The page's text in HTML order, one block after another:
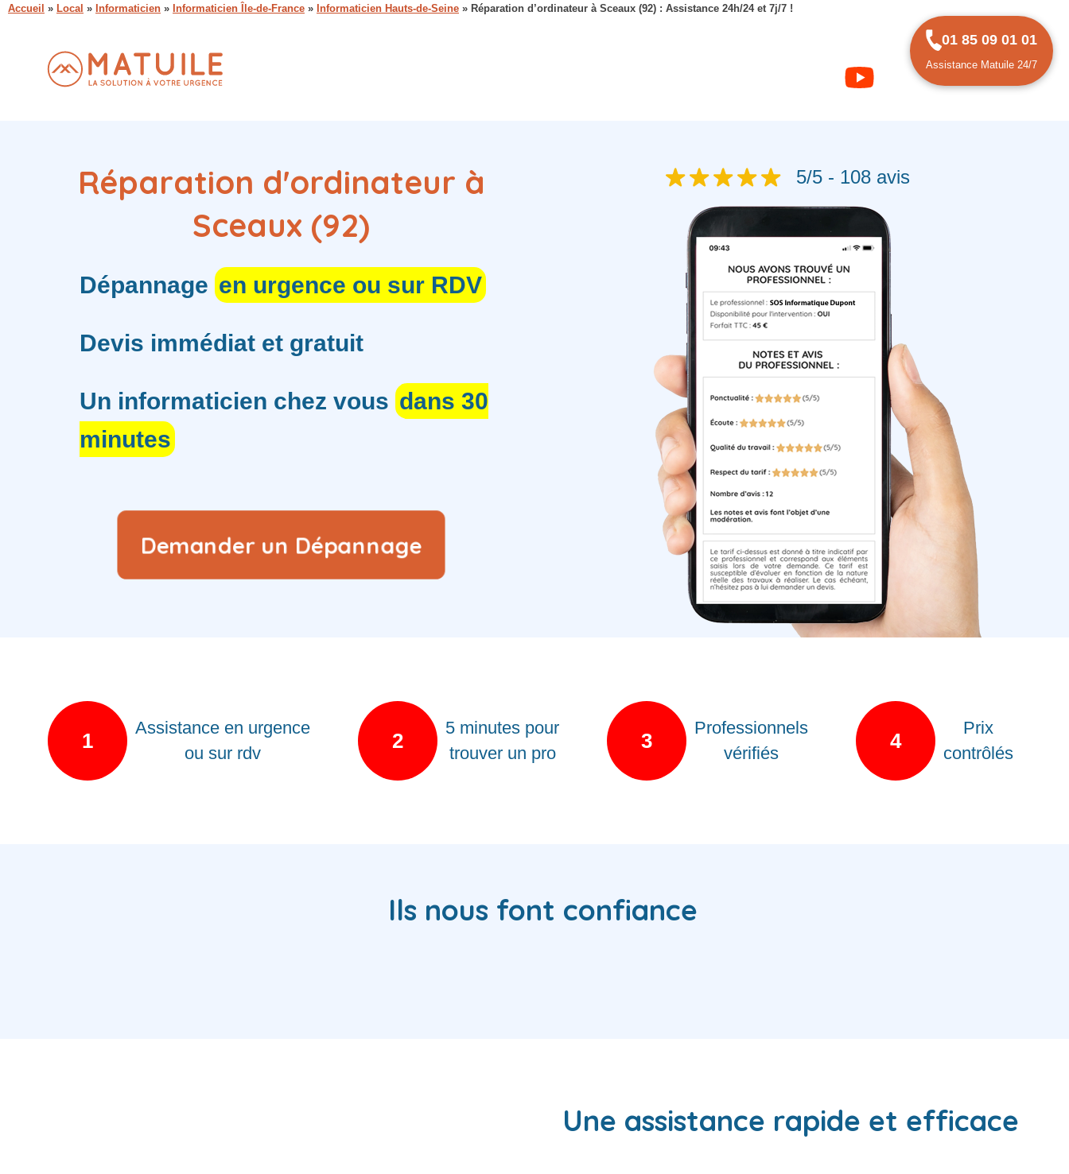
Accueil » Local » Informaticien » Informaticien Île-de-France » Informaticien Hauts-de-Seine » Réparation d’ordinateur à Sceaux (92) : Assistance 24h/24 et 7j/7 !
Réparation d'ordinateur à
Sceaux (92)
Dépannage en urgence ou sur RDV
Devis immédiat et gratuit
Un informaticien chez vous dans 30
minutes
Demander un Dépannage
5/5 - 108 avis
1
Assistance en urgence
ou sur rdv
2
5 minutes pour
trouver un pro
3
Professionnels
vérifiés
4
Prix
contrôlés
Ils nous font confiance
Une assistance rapide et efficace
01 85 09 01 01
Assistance Matuile 24/7